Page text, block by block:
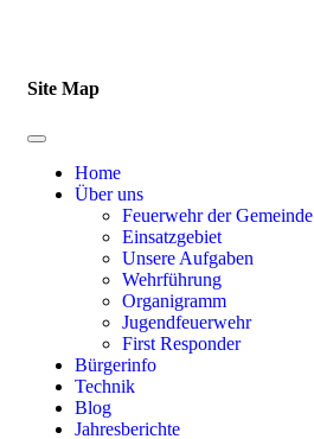
Site Map
Home
Über uns
Feuerwehr der Gemeinde
Einsatzgebiet
Unsere Aufgaben
Wehrführung
Organigramm
Jugendfeuerwehr
First Responder
Bürgerinfo
Technik
Blog
Jahresberichte